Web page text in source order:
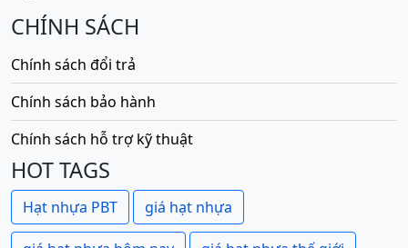
CHÍNH SÁCH
Chính sách đổi trả
Chính sách bảo hành
Chính sách hỗ trợ kỹ thuật
HOT TAGS
Hạt nhựa PBT giá hạt nhựa